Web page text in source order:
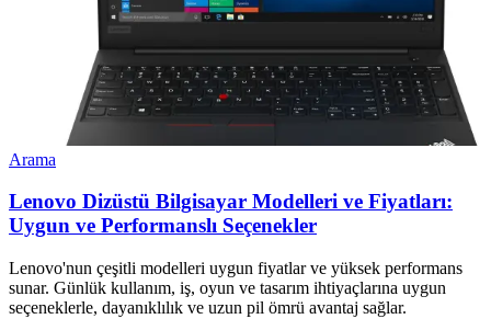
Arama
Lenovo Dizüstü Bilgisayar Modelleri ve Fiyatları:
Uygun ve Performanslı Seçenekler
Lenovo'nun çeşitli modelleri uygun fiyatlar ve yüksek performans
sunar. Günlük kullanım, iş, oyun ve tasarım ihtiyaçlarına uygun
seçeneklerle, dayanıklılık ve uzun pil ömrü avantaj sağlar.